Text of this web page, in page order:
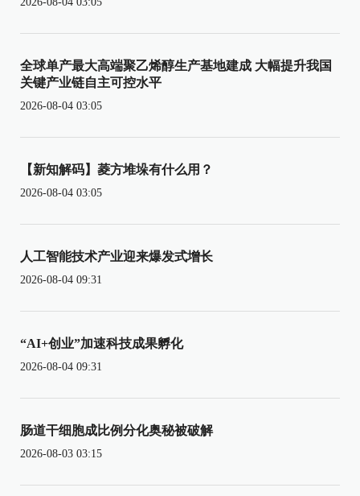
全球单产最大高端聚乙烯醇生产基地建成 大幅提升我国
关键产业链自主可控水平
2026-08-04 03:05
【新知解码】菱方堆垛有什么用？
2026-08-04 03:05
人工智能技术产业迎来爆发式增长
2026-08-04 09:31
“AI+创业”加速科技成果孵化
2026-08-04 09:31
肠道干细胞成比例分化奥秘被破解
2026-08-03 03:15